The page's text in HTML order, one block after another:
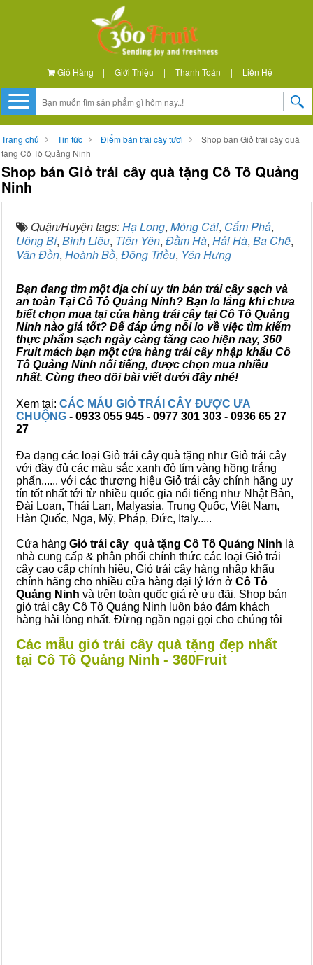
Giỏ Hàng | Giới Thiệu | Thanh Toán | Liên Hệ
Trang chủ Tin tức Điểm bán trái cây tươi
Shop bán Giỏ trái cây quà
tặng Cô Tô Quảng Ninh
Shop bán Giỏ trái cây quà tặng Cô Tô Quảng
Ninh
Quận/Huyện tags:Hạ Long, Móng Cái, Cẩm Phả,
Uông Bí, Bình Liêu, Tiên Yên, Đầm Hà, Hải Hà, Ba Chẽ,
Vân Đồn, Hoành Bồ, Đông Triều, Yên Hưng
Bạn đang tìm một địa chỉ uy tín bán trái cây sạch và
an toàn Tại Cô Tô Quảng Ninh? Bạn lo lắng khi chưa
biết chọn mua tại cửa hàng trái cây tại Cô Tô Quảng
Ninh nào giá tốt? Để đáp ứng nỗi lo về việc tìm kiếm
thực phẩm sạch ngày càng tăng cao hiện nay, 360
Fruit mách bạn một cửa hàng trái cây nhập khẩu Cô
Tô Quảng Ninh nổi tiếng, được chọn mua nhiều
nhất. Cùng theo dõi bài viết dưới đây nhé!
Xem tại: CÁC MẪU GIỎ TRÁI CÂY ĐƯỢC ƯA
CHUỘNG - 0933 055 945 - 0977 301 303 - 0936 65 27
27
Đa dạng các loại Giỏ trái cây quà tặng như Giỏ trái cây
với đầy đủ các màu sắc xanh đỏ tím vàng hồng trắng
phấn...... với các thương hiệu Giỏ trái cây chính hãng uy
tín tốt nhất tới từ nhiều quốc gia nổi tiếng như Nhật Bản,
Đài Loan, Thái Lan, Malyasia, Trung Quốc, Việt Nam,
Hàn Quốc, Nga, Mỹ, Pháp, Đức, Italy.....
Cửa hàng Giỏ trái cây quà tặng Cô Tô Quảng Ninh là
nhà cung cấp & phân phối chính thức các loại Giỏ trái
cây cao cấp chính hiệu, Giỏ trái cây hàng nhập khẩu
chính hãng cho nhiều cửa hàng đại lý lớn ở Cô Tô
Quảng Ninh và trên toàn quốc giá rẻ ưu đãi. Shop bán
giỏ trái cây Cô Tô Quảng Ninh luôn bảo đảm khách
hàng hài lòng nhất. Đừng ngần ngại gọi cho chúng tôi
Các mẫu giỏ trái cây quà tặng đẹp nhất
tại Cô Tô Quảng Ninh - 360Fruit